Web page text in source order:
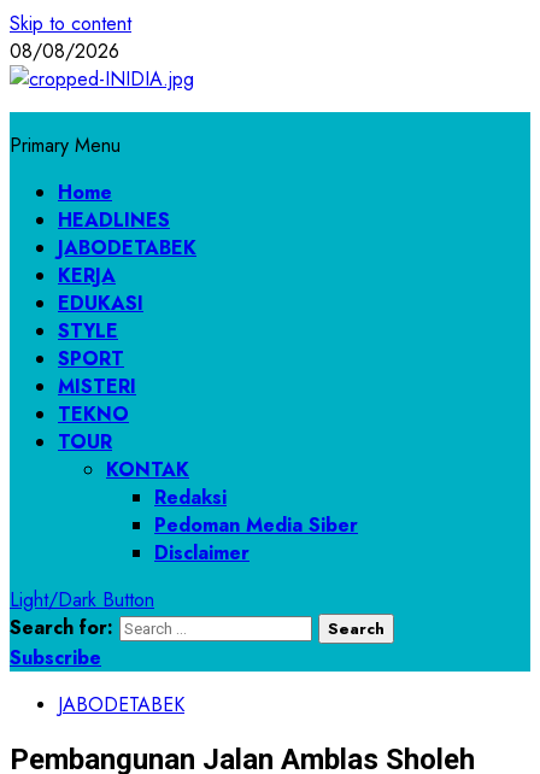
Skip to content
08/08/2026
Primary Menu
Home
HEADLINES
JABODETABEK
KERJA
EDUKASI
STYLE
SPORT
MISTERI
TEKNO
TOUR
KONTAK
Redaksi
Pedoman Media Siber
Disclaimer
Light/Dark Button
Search for:
Subscribe
JABODETABEK
Pembangunan Jalan Amblas Sholeh